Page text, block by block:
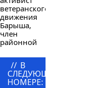
ветеранского
движения
Барыша,
член
районной
группы
Виктор
Васильевич...
// В
СЛЕДУЮЩЕМ
НОМЕРЕ: